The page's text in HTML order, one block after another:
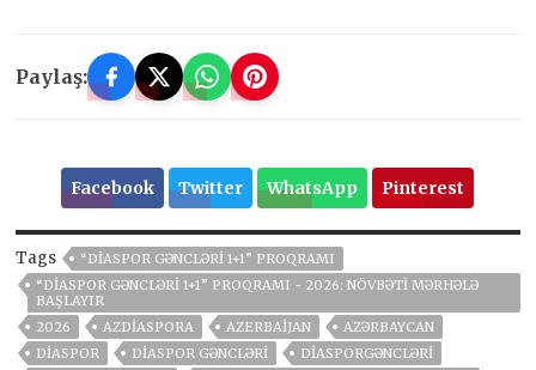
Paylaş:
Facebook Twitter WhatsApp Pinterest
Tags
“DIASPOR GƏNCLƏRI 1+1” PROQRAMI
“DIASPOR GƏNCLƏRI 1+1” PROQRAMI - 2026: NÖVBƏTI MƏRHƏLƏ
BAŞLAYIR
2026
AZDIASPORA AZERBAIJAN
AZƏRBAYCAN
DIASPOR
DIASPOR GƏNCLƏRI
DIASPORGƏNCLƏRI